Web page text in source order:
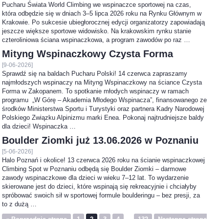
Pucharu Świata World Climbing we wspinaczce sportowej na czas,
która odbędzie się w dniach 3–5 lipca 2026 roku na Rynku Głównym w
Krakowie. Po sukcesie ubiegłorocznej edycji organizatorzy zapowiadają
jeszcze większe sportowe widowisko. Na krakowskim rynku stanie
czteroliniowa ściana wspinaczkowa, a program zawodów po raz …
Mityng Wspinaczkowy Czysta Forma
[9-06-2026]
Sprawdź się na baldach Pucharu Polski! 14 czerwca zapraszamy
najmłodszych wspinaczy na Mityng Wspinaczkowy na ściance Czysta
Forma w Zakopanem. To spotkanie młodych wspinaczy w ramach
programu „W Górę – Akademia Młodego Wspinacza”, finansowanego ze
środków Ministerstwa Sportu i Turystyki oraz partnera Kadry Narodowej
Polskiego Związku Alpinizmu marki Enea. Pokonaj najtrudniejsze baldy
dla dzieci! Wspinaczka …
Boulder Ziomki już 13.06.2026 w Poznaniu
[5-06-2026]
Halo Poznań i okolice! 13 czerwca 2026 roku na ścianie wspinaczkowej
Climbing Spot w Poznaniu odbędą się Boulder Ziomki – darmowe
zawody wspinaczkowe dla dzieci w wieku 7–12 lat. To wydarzenie
skierowane jest do dzieci, które wspinają się rekreacyjnie i chciałyby
spróbować swoich sił w sportowej formule boulderingu – bez presji, za
to z dużą …